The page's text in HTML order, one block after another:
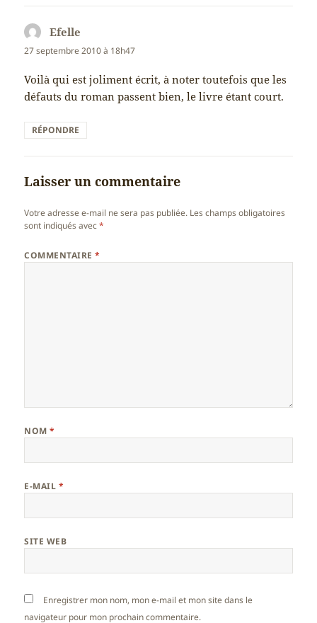
Efelle
27 septembre 2010 à 18h47
Voilà qui est joliment écrit, à noter toutefois que les
défauts du roman passent bien, le livre étant court.
RÉPONDRE
Laisser un commentaire
Votre adresse e-mail ne sera pas publiée. Les champs obligatoires
sont indiqués avec*
COMMENTAIRE*
NOM*
E-MAIL *
SITE WEB
Enregistrer mon nom, mon e-mail et mon site dans le
navigateur pour mon prochain commentaire.